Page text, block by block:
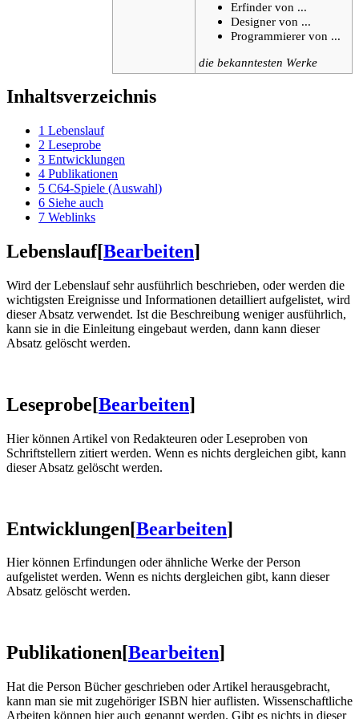
Erfinder von ...
Designer von ...
Programmierer von ...
die bekanntesten Werke
Inhaltsverzeichnis
1 Lebenslauf
2 Leseprobe
3 Entwicklungen
4 Publikationen
5 C64-Spiele (Auswahl)
6 Siehe auch
7 Weblinks
Lebenslauf[Bearbeiten]
Wird der Lebenslauf sehr ausführlich beschrieben, oder werden die
wichtigsten Ereignisse und Informationen detailliert aufgelistet, wird
dieser Absatz verwendet. Ist die Beschreibung weniger ausführlich,
kann sie in die Einleitung eingebaut werden, dann kann dieser
Absatz gelöscht werden.
Leseprobe[Bearbeiten]
Hier können Artikel von Redakteuren oder Leseproben von
Schriftstellern zitiert werden. Wenn es nichts dergleichen gibt, kann
dieser Absatz gelöscht werden.
Entwicklungen[Bearbeiten]
Hier können Erfindungen oder ähnliche Werke der Person
aufgelistet werden. Wenn es nichts dergleichen gibt, kann dieser
Absatz gelöscht werden.
Publikationen[Bearbeiten]
Hat die Person Bücher geschrieben oder Artikel herausgebracht,
kann man sie mit zugehöriger ISBN hier auflisten. Wissenschaftliche
Arbeiten können hier auch genannt werden. Gibt es nichts in dieser